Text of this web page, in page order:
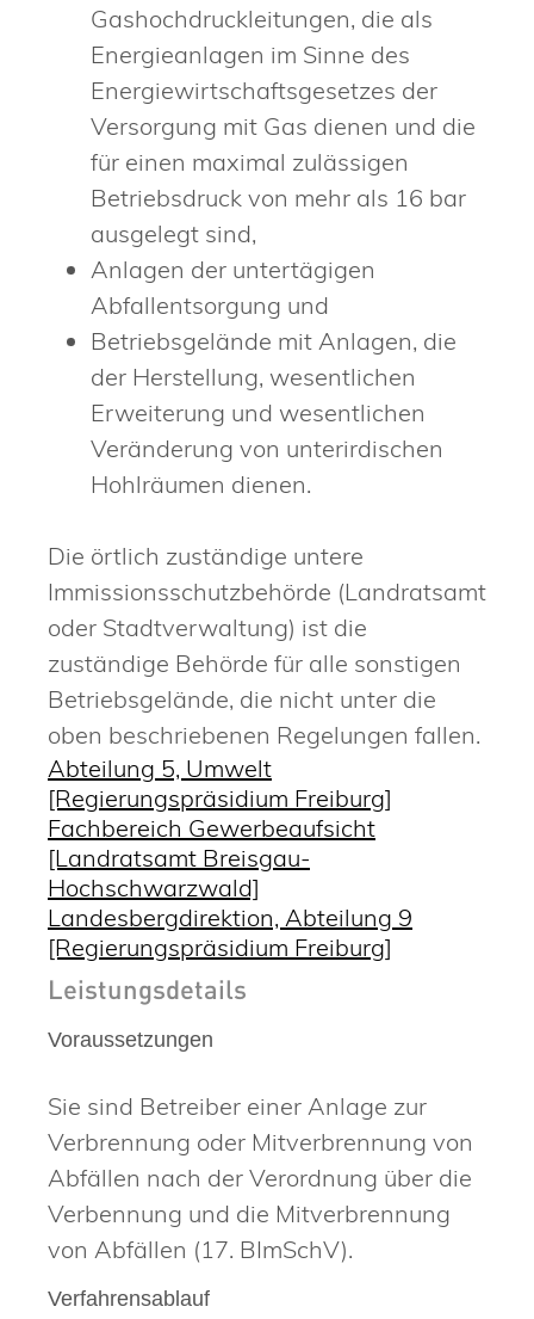
Gashochdruckleitungen, die als
Energieanlagen im Sinne des
Energiewirtschaftsgesetzes der
Versorgung mit Gas dienen und die
für einen maximal zulässigen
Betriebsdruck von mehr als 16 bar
ausgelegt sind,
Anlagen der untertägigen
Abfallentsorgung und
Betriebsgelände mit Anlagen, die
der Herstellung, wesentlichen
Erweiterung und wesentlichen
Veränderung von unterirdischen
Hohlräumen dienen.
Die örtlich zuständige untere
Immissionsschutzbehörde (Landratsamt
oder Stadtverwaltung) ist die
zuständige Behörde für alle sonstigen
Betriebsgelände, die nicht unter die
oben beschriebenen Regelungen fallen.
Abteilung 5, Umwelt
[Regierungspräsidium Freiburg]
Fachbereich Gewerbeaufsicht
[Landratsamt Breisgau-
Hochschwarzwald]
Landesbergdirektion, Abteilung 9
[Regierungspräsidium Freiburg]
Leistungsdetails
Voraussetzungen
Sie sind Betreiber einer Anlage zur
Verbrennung oder Mitverbrennung von
Abfällen nach der Verordnung über die
Verbennung und die Mitverbrennung
von Abfällen (17. BImSchV).
Verfahrensablauf